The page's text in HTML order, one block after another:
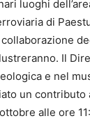
luoghi
di
Il
e nel
un
alle ore